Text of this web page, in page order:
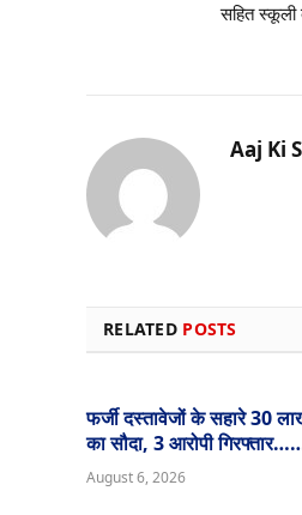
सहित स्कूली
Aaj Ki
RELATED POSTS
फर्जी दस्तावेजों के सहारे 30
का सौदा, 3 आरोपी
August 6, 2026